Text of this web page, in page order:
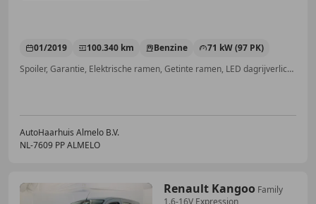
01/2019 100.340 km Benzine
71 kW (97 PK)
Spoiler, Garantie, Elektrische ramen, Getinte ramen, LED dagrijverlichting, Alarm, LED verlichting, Apple CarPlay
AutoHaarhuis Almelo B.V.
NL-7609 PP ALMELO
Renault Kangoo Family